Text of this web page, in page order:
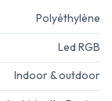
Polyéthylène
Led RGB
Indoor & outdoor